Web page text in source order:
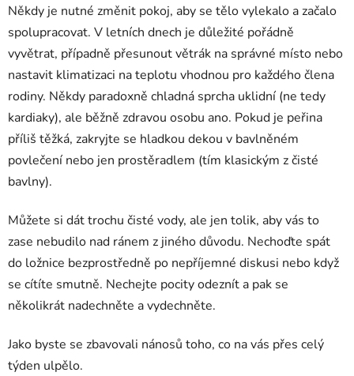
Někdy je nutné změnit pokoj, aby se tělo vylekalo a začalo
spolupracovat. V letních dnech je důležité pořádně
vyvětrat, případně přesunout větrák na správné místo nebo
nastavit klimatizaci na teplotu vhodnou pro každého člena
rodiny. Někdy paradoxně chladná sprcha uklidní (ne tedy
kardiaky), ale běžně zdravou osobu ano. Pokud je peřina
příliš těžká, zakryjte se hladkou dekou v bavlněném
povlečení nebo jen prostěradlem (tím klasickým z čisté
bavlny).
Můžete si dát trochu čisté vody, ale jen tolik, aby vás to
zase nebudilo nad ránem z jiného důvodu. Nechoďte spát
do ložnice bezprostředně po nepříjemné diskusi nebo když
se cítíte smutně. Nechejte pocity odeznít a pak se
několikrát nadechněte a vydechněte.
Jako byste se zbavovali nánosů toho, co na vás přes celý
týden ulpělo.